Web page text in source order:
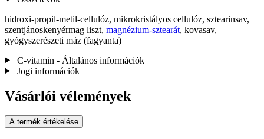
hidroxi-propil-metil-cellulóz, mikrokristályos cellulóz, sztearinsav,
szentjánoskenyérmag liszt, magnézium-sztearát, kovasav,
gyógyszerészeti máz (fagyanta)
C-vitamin - Általános információk
Jogi információk
Vásárlói vélemények
A termék értékelése